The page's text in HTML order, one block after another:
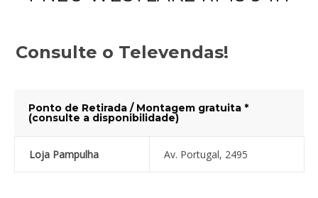
Consulte o Televendas!
Ponto de Retirada / Montagem gratuita *
(consulte a disponibilidade)
Loja Pampulha Av. Portugal, 2495